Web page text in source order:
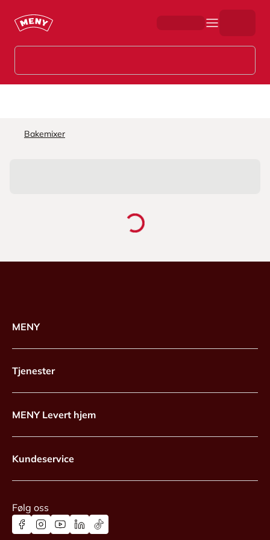
Bakemixer
MENY
Tjenester
MENY Levert hjem
Kundeservice
Følg oss